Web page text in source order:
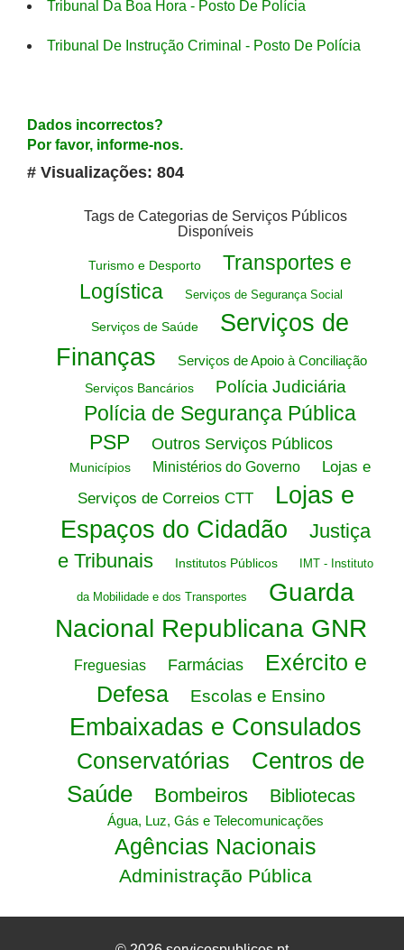
Tribunal Da Boa Hora - Posto De Polícia
Tribunal De Instrução Criminal - Posto De Polícia
Dados incorrectos?
Por favor, informe-nos.
# Visualizações: 804
Tags de Categorias de Serviços Públicos
Disponíveis
Turismo e Desporto
Transportes e
Logística
Serviços de Segurança Social
Serviços de Saúde
Serviços de
Finanças
Serviços de Apoio à Conciliação
Serviços Bancários Polícia Judiciária
Polícia de Segurança Pública
PSP
Outros Serviços Públicos
Municípios Ministérios do Governo
Lojas e
Serviços de Correios CTT
Lojas e
Espaços do Cidadão
Justiça
e Tribunais
Institutos Públicos IMT - Instituto
da Mobilidade e dos Transportes
Guarda
Nacional Republicana GNR
Freguesias Farmácias
Exército e
Defesa
Escolas e Ensino
Embaixadas e Consulados
Conservatórias
Centros de
Saúde
Bombeiros Bibliotecas
Água, Luz, Gás e Telecomunicações
Agências Nacionais
Administração Pública